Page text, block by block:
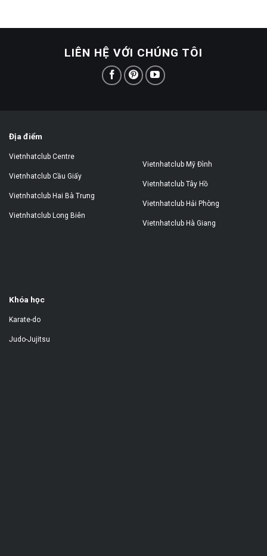
LIÊN HỆ VỚI CHÚNG TÔI
Địa điểm
Vietnhatclub Centre
Vietnhatclub Cầu Giấy
Vietnhatclub Hai Bà Trưng
Vietnhatclub Long Biên
Vietnhatclub Mỹ Đình
Vietnhatclub Tây Hồ
Vietnhatclub Hải Phòng
Vietnhatclub Hà Giang
Khóa học
Karate-do
Judo-Jujitsu